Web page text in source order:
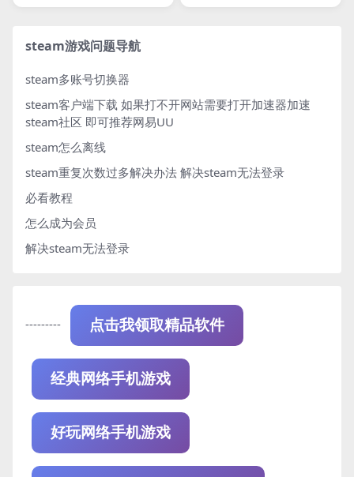
steam游戏问题导航
steam多账号切换器
steam客户端下载 如果打不开网站需要打开加速器加速
steam社区 即可推荐网易UU
steam怎么离线
steam重复次数过多解决办法 解决steam无法登录
必看教程
怎么成为会员
解决steam无法登录
--------- 点击我领取精品软件
经典网络手机游戏
好玩网络手机游戏